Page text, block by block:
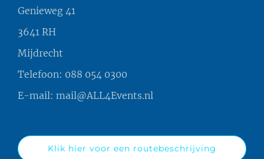
Genieweg 41
3641 RH
Mijdrecht
Telefoon: 088 054 0300
E-mail: mail@ALL4Events.nl
Klik hier voor een routebeschrijving